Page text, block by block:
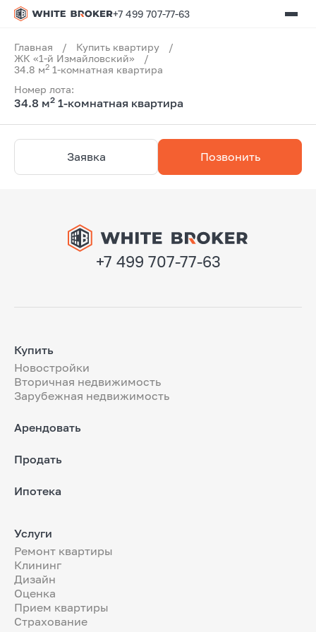
+7 499 707-77-63
Главная / Купить квартиру
/
ЖК «1-й Измайловский»
/
34.8 м2 1-комнатная квартира
Номер лота:
34.8 м2 1-комнатная квартира
Заявка Позвонить
+7 499 707-77-63
Купить
Новостройки
Вторичная недвижимость
Зарубежная недвижимость
Арендовать
Продать
Ипотека
Услуги
Ремонт квартиры
Клининг
Дизайн
Оценка
Прием квартиры
Страхование